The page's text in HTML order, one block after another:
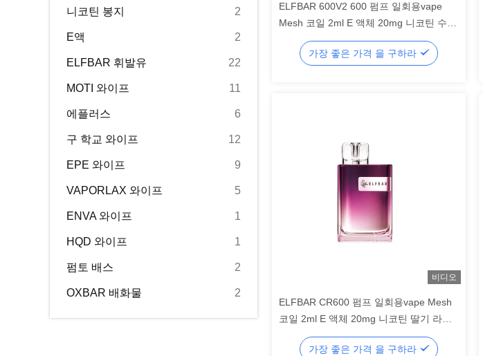
니코틴 봉지 2
E액 2
ELFBAR 휘발유 22
MOTI 와이프 11
에플러스 6
구 학교 와이프 12
EPE 와이프 9
VAPORLAX 와이프 5
ENVA 와이프 1
HQD 와이프 1
펌토 배스 2
OXBAR 배화물 2
ELFBAR 600V2 600 펌프 일회용vape
Mesh 코일 2ml E 액체 20mg 니코틴 수박
가장 좋은 가격 을 구하라
비디오
ELFBAR CR600 펌프 일회용vape Mesh
코일 2ml E 액체 20mg 니코틴 딸기 라즈
가장 좋은 가격 을 구하라